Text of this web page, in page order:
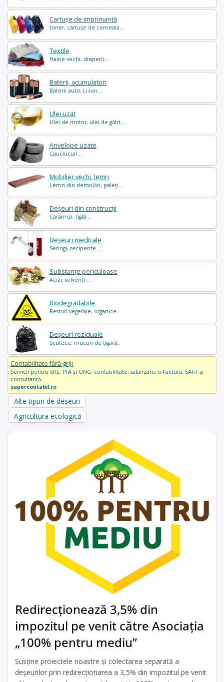
Cartușe de imprimantă
toner, cartușe de cerneală...
Textile
Haine vechi, draperii...
Baterii, acumulatori
Baterii auto, Li-Ion...
Ulei uzat
Ulei de motor, ulei de gătit...
Anvelope uzate
Cauciucuri...
Mobilier vechi, lemn
Lemn din demolări, paleți...
Deșeuri din construcții
Cărămizi, tiglă...
Deșeuri medicale
Seringi, recipente ...
Substanțe periculoase
Acizi, solvenți ...
Biodegradabile
Resturi vegetale, organice..
Deșeuri reziduale
Scutece, mucuri de țigară..
Contabilitate fără griji
Servicii pentru SRL, PFA și ONG: contabilitate, salarizare, e-Factura, SAF-T și
consultanță.
supercontabil.ro
Alte tipuri de deșeuri
Agricultura ecologică
Redirecționează 3,5% din
impozitul pe venit către Asociația
„100% pentru mediu”
Susține proiectele noastre și colectarea separată a
deșeurilor prin redirecționarea a 3,5% din impozitul pe venit